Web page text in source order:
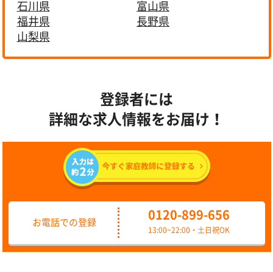
石川県
富山県
福井県
長野県
山梨県
登録者には
詳細な求人情報をお届け！
お電話での登録
0120-899-656
13:00~22:00・土日祝OK